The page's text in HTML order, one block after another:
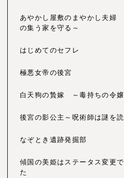
あやかし屋敷のまやかし夫婦
の集う家を守る～
はじめてのセフレ
極悪女帝の後宮
白天狗の贄嫁 ～毒持ちの令
後宮の影公主～呪術師は謎を
なぞとき遺跡発掘部
傾国の美姫はステータス変更
た